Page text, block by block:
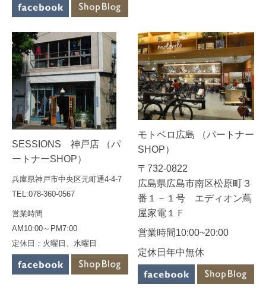
SESSIONS 神戸店 （パ
ートナーSHOP）
兵庫県神戸市中央区元町通4-4-7
TEL:078-360-0567
営業時間
AM10:00～PM7:00
定休日：火曜日、水曜日
モトベロ広島 （パートナー
SHOP）
〒732-0822
広島県広島市南区松原町３
番１－１号 エディオン蔦
屋家電１Ｆ
営業時間10:00~20:00
定休日年中無休